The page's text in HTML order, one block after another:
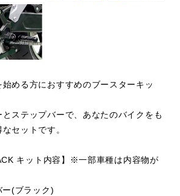
める方におすすめのブースターキッ
ステップバーで、あなたのバイクをも
セットです。
キット内容】※一部車種は内容物が
ー(ブラック)